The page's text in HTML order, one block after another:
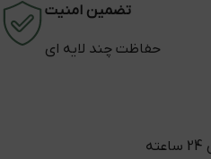
تضمین امنیت
حفاظت چند لایه ای